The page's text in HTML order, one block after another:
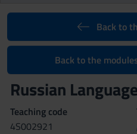
Back to
Back to the
Russian
Teaching code
4S002921